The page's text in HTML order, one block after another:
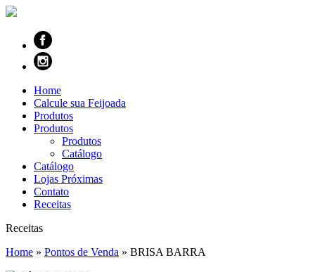
Home
Calcule sua Feijoada
Produtos
Produtos
Produtos
Catálogo
Catálogo
Lojas Próximas
Contato
Receitas
Receitas
Home » Pontos de Venda » BRISA BARRA